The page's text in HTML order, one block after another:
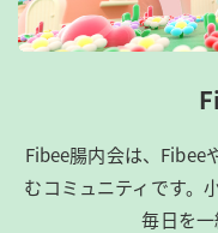
Fibee腸内会は、​Fibee
むコミュニティです。​
毎日を一